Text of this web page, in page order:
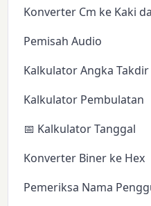
Konverter Cm ke Kaki
Pemisah Audio
Kalkulator Angka Takdir
Kalkulator Pembulatan
📅 Kalkulator Tanggal
Konverter Biner ke Hex
Pemeriksa Nama